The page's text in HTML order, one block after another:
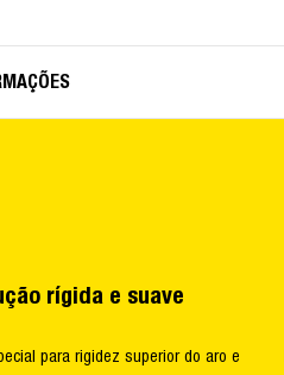
rígida e suave
para rigidez superior do aro e